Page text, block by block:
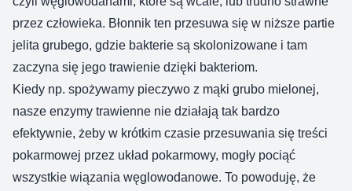
przez człowieka. Błonnik ten przesuwa się w niższe partie
jelita grubego, gdzie bakterie są skolonizowane i tam
zaczyna się jego trawienie dzięki bakteriom.
Kiedy np. spożywamy pieczywo z mąki grubo mielonej,
nasze enzymy trawienne nie działają tak bardzo
efektywnie, żeby w krótkim czasie przesuwania się treści
pokarmowej przez układ pokarmowy, mogły pociąć
wszystkie wiązania węglowodanowe. To powoduję, że